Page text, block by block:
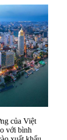
của Việt
với bình